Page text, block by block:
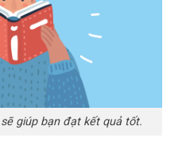
giúp bạn đạt kết quả tốt.